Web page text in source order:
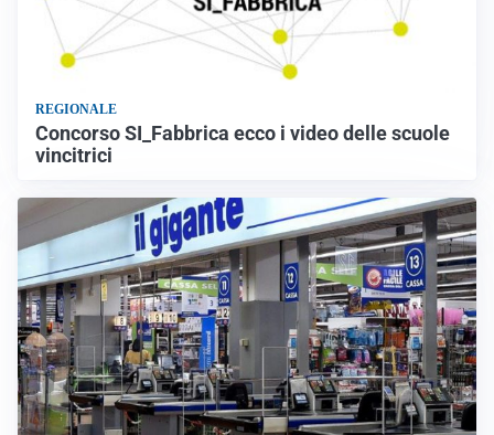
REGIONALE
Concorso SI_Fabbrica ecco i video delle scuole
vincitrici